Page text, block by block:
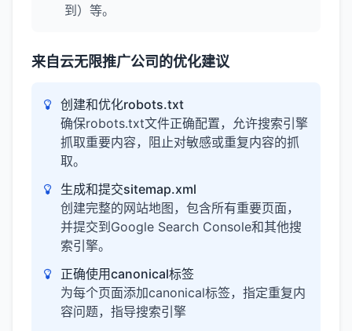
到）等。
来自云无限推广公司的优化建议
创建和优化robots.txt
确保robots.txt文件正确配置，允许搜索引擎
抓取重要内容，阻止对敏感或重复内容的抓
取。
生成和提交sitemap.xml
创建完整的网站地图，包含所有重要页面，
并提交到Google Search Console和其他搜
索引擎。
正确使用canonical标签
为每个页面添加canonical标签，指定重复内
容问题，指导搜索引擎